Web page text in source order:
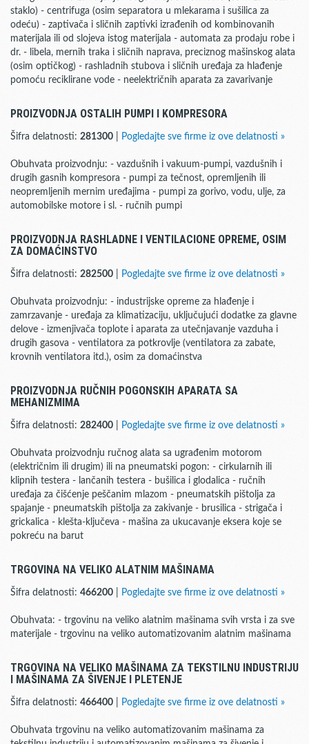
staklo) - centrifuga (osim separatora u mlekarama i sušilica za
odeću) - zaptivača i sličnih zaptivki izrađenih od kombinovanih
materijala ili od slojeva istog materijala - automata za prodaju robe i
dr. - libela, mernih traka i sličnih naprava, preciznog mašinskog alata
(osim optičkog) - rashladnih stubova i sličnih uređaja za hlađenje
pomoću reciklirane vode - neelektričnih aparata za zavarivanje
PROIZVODNJA OSTALIH PUMPI I KOMPRESORA
Šifra delatnosti: 281300 Pogledajte sve firme iz ove delatnosti »
Obuhvata proizvodnju: - vazdušnih i vakuum-pumpi, vazdušnih i
drugih gasnih kompresora - pumpi za tečnost, opremljenih ili
neopremljenih mernim uređajima - pumpi za gorivo, vodu, ulje, za
automobilske motore i sl. - ručnih pumpi
PROIZVODNJA RASHLADNE I VENTILACIONE OPREME, OSIM
ZA DOMAĆINSTVO
Šifra delatnosti: 282500 Pogledajte sve firme iz ove delatnosti »
Obuhvata proizvodnju: - industrijske opreme za hlađenje i
zamrzavanje - uređaja za klimatizaciju, uključujući dodatke za glavne
delove - izmenjivača toplote i aparata za utečnjavanje vazduha i
drugih gasova - ventilatora za potkrovlje (ventilatora za zabate,
krovnih ventilatora itd.), osim za domaćinstva
PROIZVODNJA RUČNIH POGONSKIH APARATA SA
MEHANIZMIMA
Šifra delatnosti: 282400 Pogledajte sve firme iz ove delatnosti »
Obuhvata proizvodnju ručnog alata sa ugrađenim motorom
(električnim ili drugim) ili na pneumatski pogon: - cirkularnih ili
klipnih testera - lančanih testera - bušilica i glodalica - ručnih
uređaja za čišćenje peščanim mlazom - pneumatskih pištolja za
spajanje - pneumatskih pištolja za zakivanje - brusilica - strigača i
grickalica - klešta-ključeva - mašina za ukucavanje eksera koje se
pokreću na barut
TRGOVINA NA VELIKO ALATNIM MAŠINAMA
Šifra delatnosti: 466200 Pogledajte sve firme iz ove delatnosti »
Obuhvata: - trgovinu na veliko alatnim mašinama svih vrsta i za sve
materijale - trgovinu na veliko automatizovanim alatnim mašinama
TRGOVINA NA VELIKO MAŠINAMA ZA TEKSTILNU INDUSTRIJU
I MAŠINAMA ZA ŠIVENJE I PLETENJE
Šifra delatnosti: 466400 Pogledajte sve firme iz ove delatnosti »
Obuhvata trgovinu na veliko automatizovanim mašinama za